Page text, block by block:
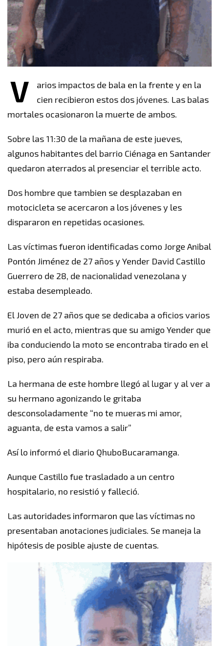
V
arios impactos de bala en la frente y en la
cien recibieron estos dos jóvenes. Las balas
mortales ocasionaron la muerte de ambos.
Sobre las 11:30 de la mañana de este jueves,
algunos habitantes del barrio Ciénaga en Santander
quedaron aterrados al presenciar el terrible acto.
Dos hombre que tambien se desplazaban en
motocicleta se acercaron a los jóvenes y les
dispararon en repetidas ocasiones.
Las víctimas fueron identificadas como Jorge Anibal
Pontón Jiménez de 27 años y Yender David Castillo
Guerrero de 28, de nacionalidad venezolana y
estaba desempleado.
El Joven de 27 años que se dedicaba a oficios varios
murió en el acto, mientras que su amigo Yender que
iba conduciendo la moto se encontraba tirado en el
piso, pero aún respiraba.
La hermana de este hombre llegó al lugar y al ver a
su hermano agonizando le gritaba
desconsoladamente “no te mueras mi amor,
aguanta, de esta vamos a salir”
Así lo informó el diario QhuboBucaramanga.
Aunque Castillo fue trasladado a un centro
hospitalario, no resistió y falleció.
Las autoridades informaron que las víctimas no
presentaban anotaciones judiciales. Se maneja la
hipótesis de posible ajuste de cuentas.